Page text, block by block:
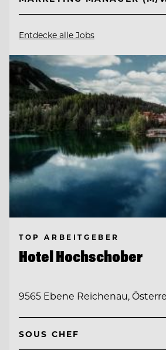
Entdecke alle Jobs
TOP ARBEITGEBER
Hotel Hochschober
9565 Ebene Reichenau,
SOUS CHEF